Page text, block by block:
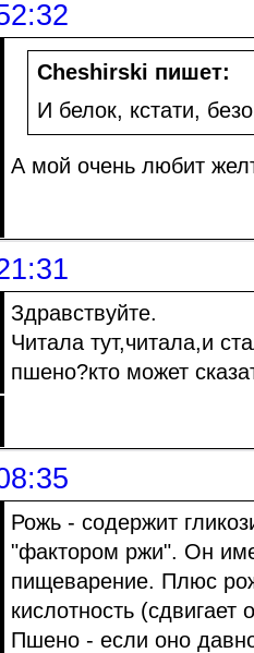
Cheshirski пишет:
И белок, кстати,
А мой очень любит
Здравствуйте.
Читала тут,читала,и
пшено?кто может
Рожь - содержит
"фактором ржи". Он
пищеварение. Плюс
кислотность
Пшено - если оно